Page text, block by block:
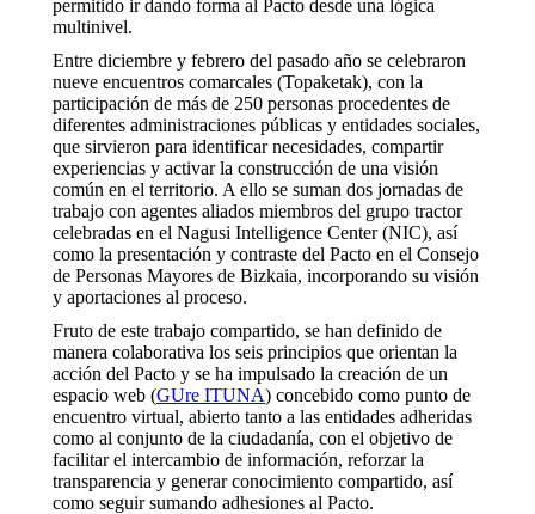
permitido ir dando forma al Pacto desde una lógica
multinivel.
Entre diciembre y febrero del pasado año se celebraron
nueve encuentros comarcales (Topaketak), con la
participación de más de 250 personas procedentes de
diferentes administraciones públicas y entidades sociales,
que sirvieron para identificar necesidades, compartir
experiencias y activar la construcción de una visión
común en el territorio. A ello se suman dos jornadas de
trabajo con agentes aliados miembros del grupo tractor
celebradas en el Nagusi Intelligence Center (NIC), así
como la presentación y contraste del Pacto en el Consejo
de Personas Mayores de Bizkaia, incorporando su visión
y aportaciones al proceso.
Fruto de este trabajo compartido, se han definido de
manera colaborativa los seis principios que orientan la
acción del Pacto y se ha impulsado la creación de un
espacio web (GUre ITUNA) concebido como punto de
encuentro virtual, abierto tanto a las entidades adheridas
como al conjunto de la ciudadanía, con el objetivo de
facilitar el intercambio de información, reforzar la
transparencia y generar conocimiento compartido, así
como seguir sumando adhesiones al Pacto.